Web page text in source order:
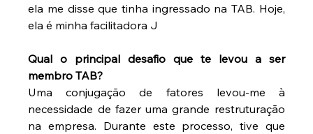
ela me disse que tinha ingressado na TAB. Hoje,
ela é minha facilitadora J
Qual o principal desafio que te levou a ser
membro TAB?
Uma conjugação de fatores levou-me à
necessidade de fazer uma grande restruturação
na empresa. Durante este processo, tive que